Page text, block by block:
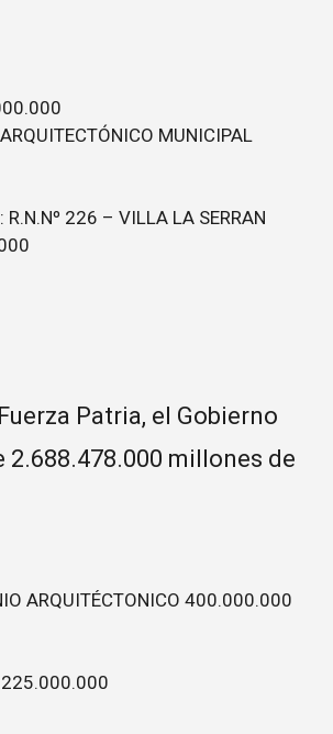
MUNICIPAL
226 – VILLA LA SERRAN
Patria, el Gobierno
millones de
ARQUITÉCTONICO 400.000.000